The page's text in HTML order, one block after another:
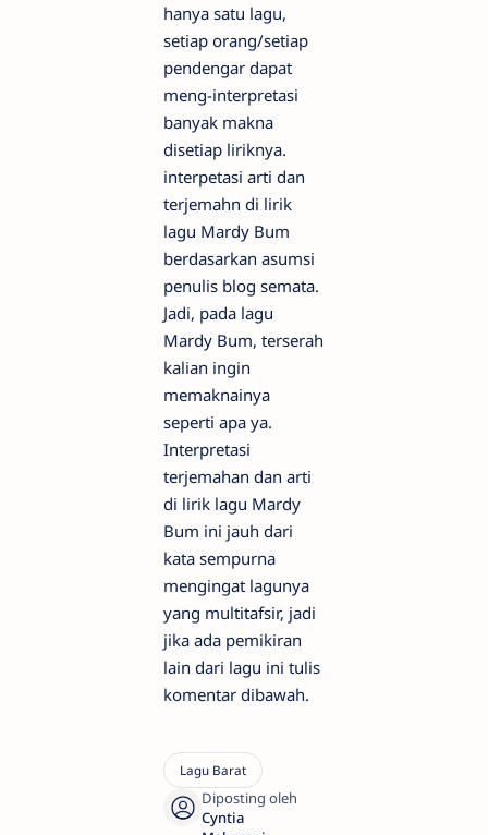
hanya satu lagu,
setiap orang/setiap
pendengar dapat
meng-interpretasi
banyak makna
disetiap liriknya.
interpetasi arti dan
terjemahn di lirik
lagu Mardy Bum
berdasarkan asumsi
penulis blog semata.
Jadi, pada lagu
Mardy Bum, terserah
kalian ingin
memaknainya
seperti apa ya.
Interpretasi
terjemahan dan arti
di lirik lagu Mardy
Bum ini jauh dari
kata sempurna
mengingat lagunya
yang multitafsir, jadi
jika ada pemikiran
lain dari lagu ini tulis
komentar dibawah.